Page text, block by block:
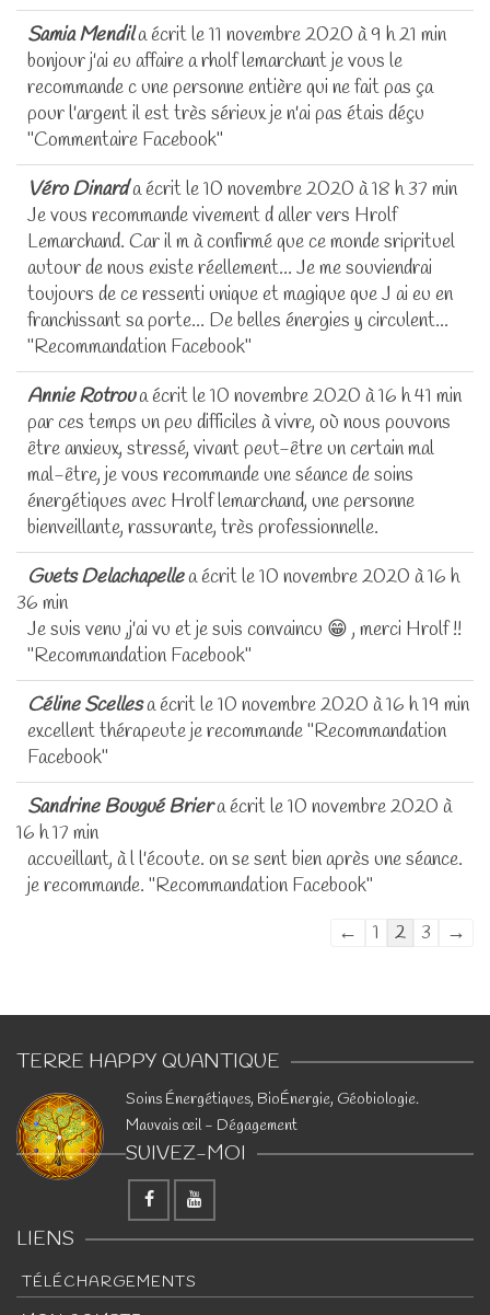
Samia Mendila écrit le11 novembre 2020 à9 h 21 min
bonjour j'ai eu affaire a rholf lemarchant je vous le
recommande c une personne entière qui ne fait pas ça
pour l'argent il est très sérieux je n'ai pas étais déçu
"Commentaire Facebook"
Véro Dinarda écrit le10 novembre 2020 à18 h 37 min
Je vous recommande vivement d aller vers Hrolf
Lemarchand. Car il m à confirmé que ce monde sriprituel
autour de nous existe réellement... Je me souviendrai
toujours de ce ressenti unique et magique que J ai eu en
franchissant sa porte... De belles énergies y circulent...
"Recommandation Facebook"
Annie Rotroua écrit le10 novembre 2020 à16 h 41 min
par ces temps un peu difficiles à vivre, où nous pouvons
être anxieux, stressé, vivant peut-être un certain mal
mal-être, je vous recommande une séance de soins
énergétiques avec Hrolf lemarchand, une personne
bienveillante, rassurante, très professionnelle.
Guets Delachapellea écrit le10 novembre 2020 à16 h
36 min
Je suis venu ,j'ai vu et je suis convaincu 😁 , merci Hrolf !!
"Recommandation Facebook"
Céline Scellesa écrit le10 novembre 2020 à16 h 19 min
excellent thérapeute je recommande "Recommandation
Facebook"
Sandrine Bougué Briera écrit le10 novembre 2020 à
16 h 17 min
accueillant, à l l'écoute. on se sent bien après une séance.
je recommande. "Recommandation Facebook"
Navigation
liste
livre
d’or
← 1 2 3 →
TERRE HAPPY QUANTIQUE
​Soins Énergétiques, BioÉnergie, Géobiologie.
Mauvais œil - Dégagement
SUIVEZ-MOI
LIENS
TÉLÉCHARGEMENTS